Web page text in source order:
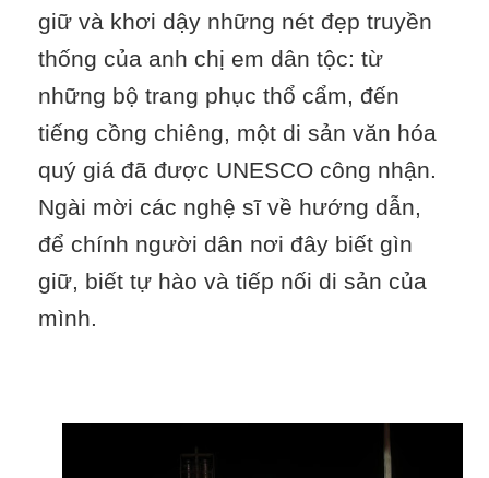
giữ và khơi dậy những nét đẹp truyền
thống của anh chị em dân tộc: từ
những bộ trang phục thổ cẩm, đến
tiếng cồng chiêng, một di sản văn hóa
quý giá đã được UNESCO công nhận.
Ngài mời các nghệ sĩ về hướng dẫn,
để chính người dân nơi đây biết gìn
giữ, biết tự hào và tiếp nối di sản của
mình.